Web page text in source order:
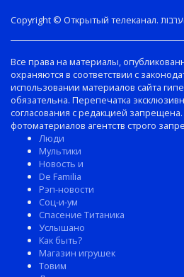
Все права на материалы,
охраняются в соответствии с
использовании материалов сайта
обязательна. Перепечатка
согласования с редакцией
фотоматериалов агентств строго
Люди
Мультики
Новость и
De Familia
Рэп-новости
Соц-и-ум
Спасение Титаника
Услышано
Как быть?
Магазин игрушек
Товим